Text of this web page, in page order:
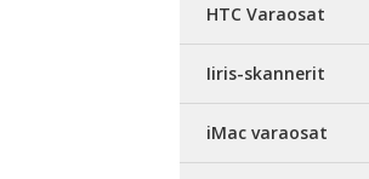
HTC Varaosat
Iiris-skannerit
iMac varaosat